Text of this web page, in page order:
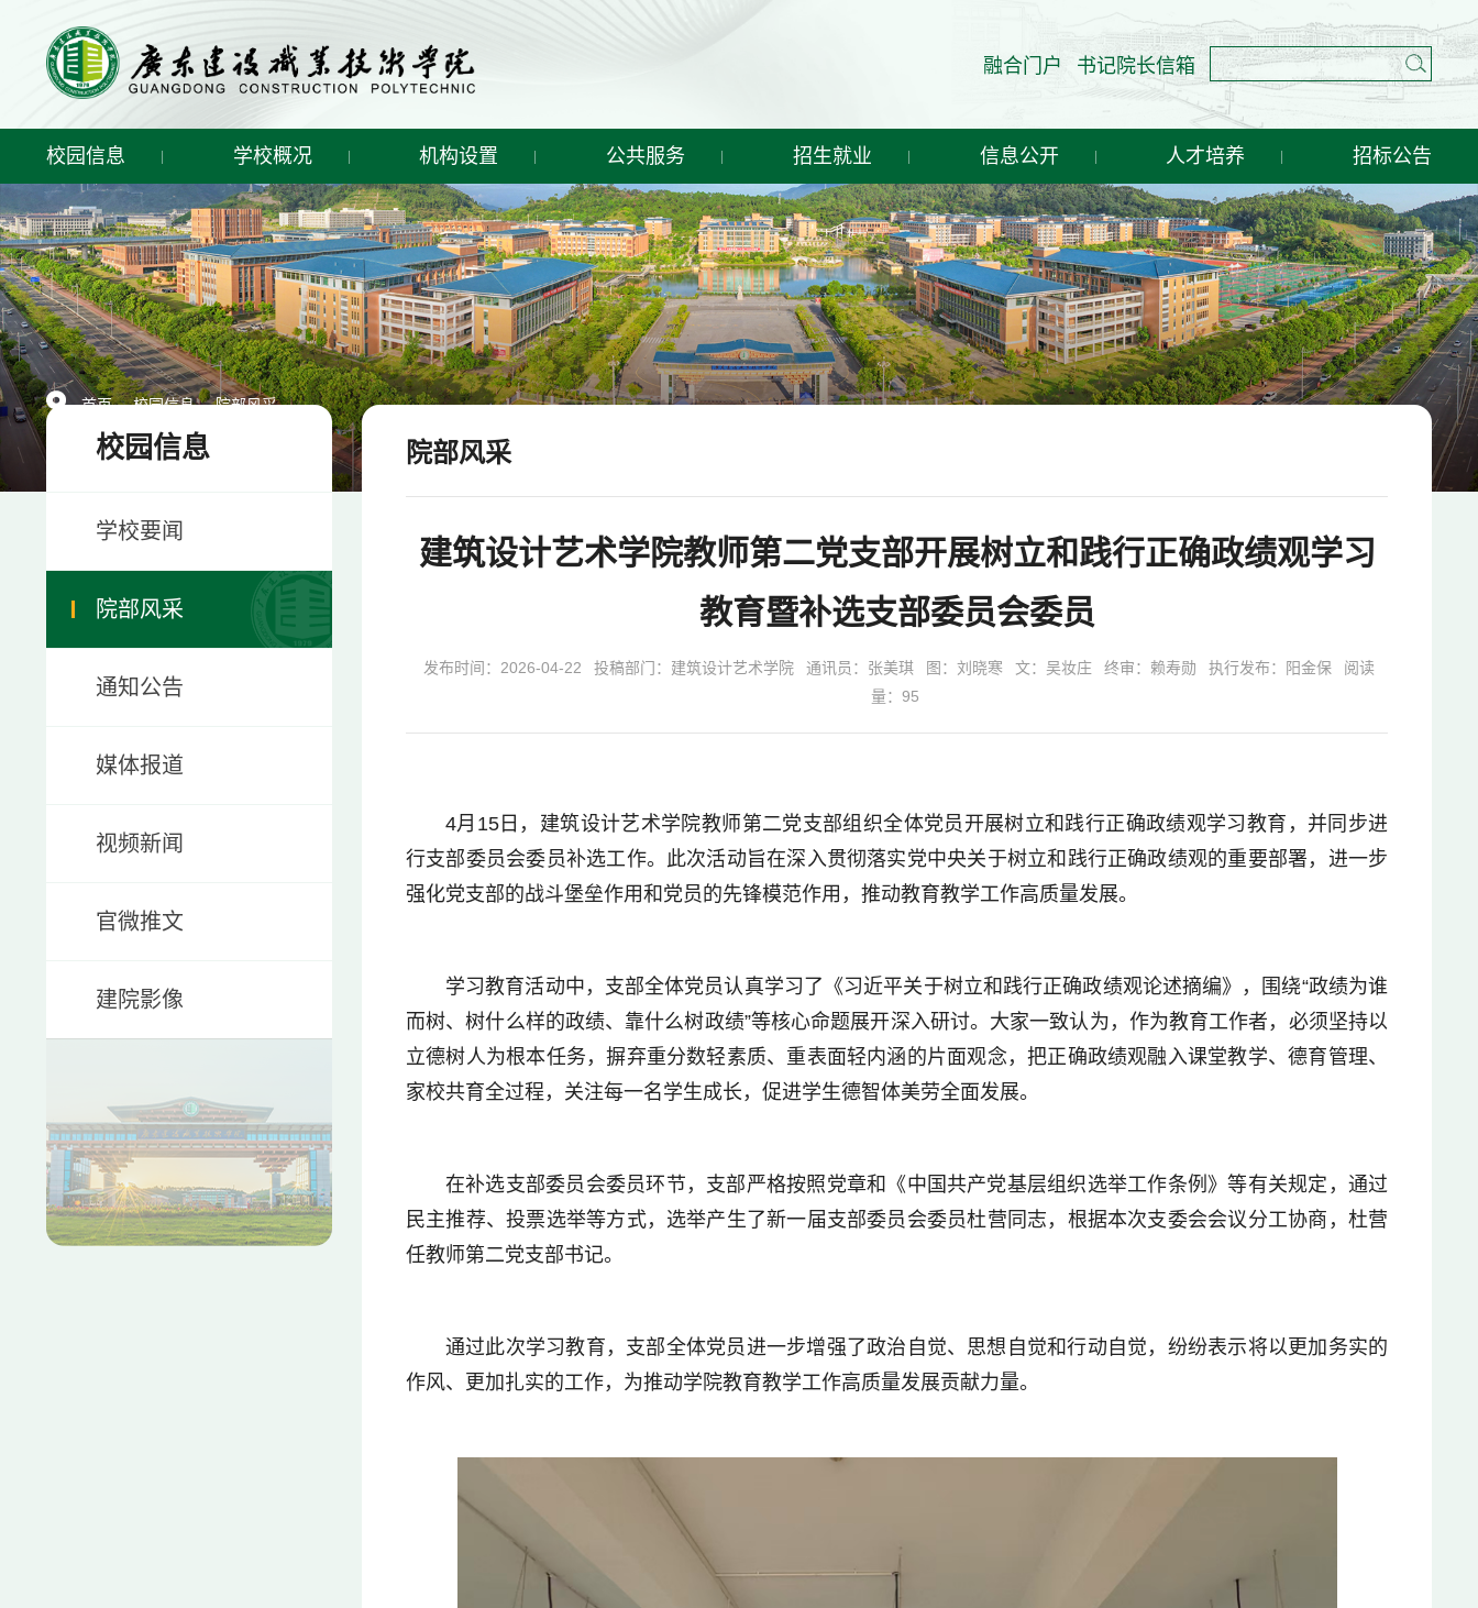
融合门户 书记院长信箱
校园信息 学校概况 机构设置 公共服务 招生就业 信息公开 人才培养 招标公告
首页 - 校园信息 - 院部风采
校园信息
学校要闻
院部风采
通知公告
媒体报道
视频新闻
官微推文
建院影像
院部风采
建筑设计艺术学院教师第二党支部开展树立和践行正确政绩观学习
教育暨补选支部委员会委员
发布时间：2026-04-22 投稿部门：建筑设计艺术学院 通讯员：张美琪 图：刘晓寒 文：吴妆庄 终审：赖寿勋 执行发布：阳金保
阅读
量： 95
4月15日，建筑设计艺术学院教师第二党支部组织全体党员开展树立和践行正确政绩观学习教育，并同步进
行支部委员会委员补选工作。此次活动旨在深入贯彻落实党中央关于树立和践行正确政绩观的重要部署，进一步
强化党支部的战斗堡垒作用和党员的先锋模范作用，推动教育教学工作高质量发展。
学习教育活动中，支部全体党员认真学习了《习近平关于树立和践行正确政绩观论述摘编》，围绕“政绩为谁
而树、树什么样的政绩、靠什么树政绩”等核心命题展开深入研讨。大家一致认为，作为教育工作者，必须坚持以
立德树人为根本任务，摒弃重分数轻素质、重表面轻内涵的片面观念，把正确政绩观融入课堂教学、德育管理、
家校共育全过程，关注每一名学生成长，促进学生德智体美劳全面发展。
在补选支部委员会委员环节，支部严格按照党章和《中国共产党基层组织选举工作条例》等有关规定，通过
民主推荐、投票选举等方式，选举产生了新一届支部委员会委员杜营同志，根据本次支委会会议分工协商，杜营
任教师第二党支部书记。
通过此次学习教育，支部全体党员进一步增强了政治自觉、思想自觉和行动自觉，纷纷表示将以更加务实的
作风、更加扎实的工作，为推动学院教育教学工作高质量发展贡献力量。